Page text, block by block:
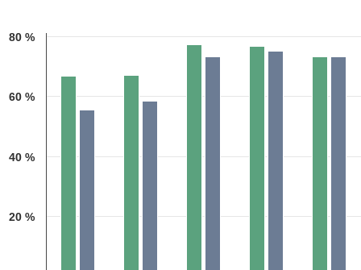
Bar chart with 2 data series.
Kilde: Utdanningsdirektoratet/ Statistisk sentralbyrå
The chart has 1 X axis displaying categories.
20 %
40 %
60 %
80 %